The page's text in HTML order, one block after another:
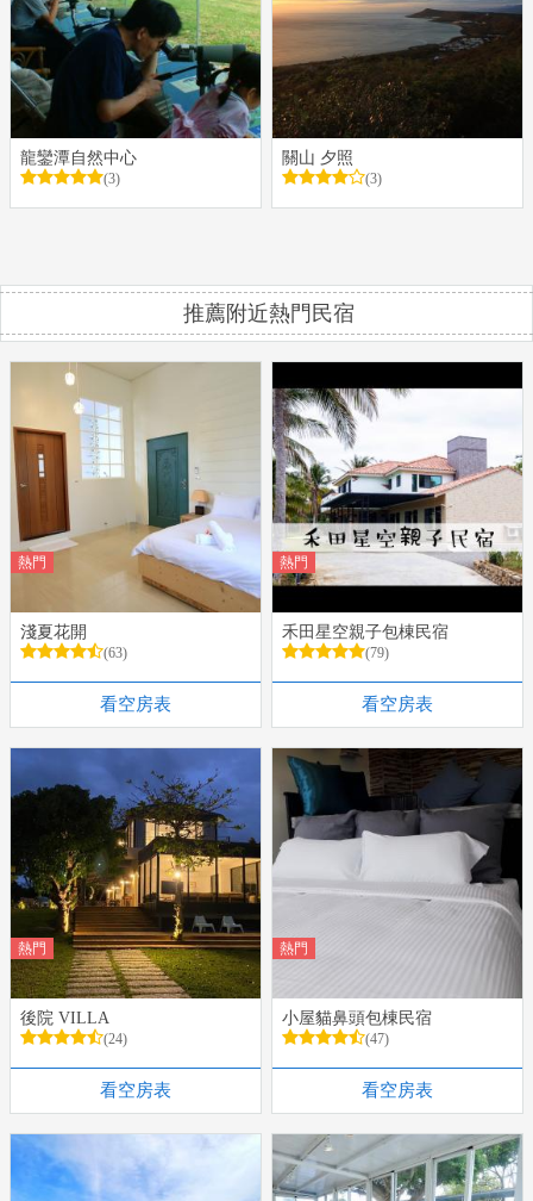
龍鑾潭自然中心
(3)
關山 夕照
(3)
推薦附近熱門民宿
熱門
淺夏花開
(63)
看空房表
熱門
禾田星空親子包棟民宿
(79)
看空房表
熱門
後院 VILLA
(24)
看空房表
熱門
小屋貓鼻頭包棟民宿
(47)
看空房表